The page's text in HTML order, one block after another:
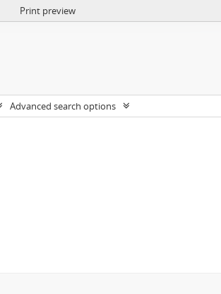
Print preview
Advanced search options